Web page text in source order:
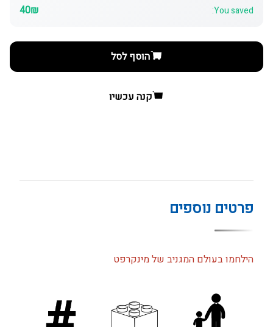
You saved:
40₪
הוסף לסל
קנה עכשיו
פרטים נוספים
הילחמו בעולם המגניב של מינקרפט